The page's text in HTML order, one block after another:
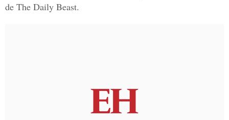
de The Daily Beast.